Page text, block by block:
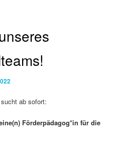
ab sofort:
Förderpädagog*in für die